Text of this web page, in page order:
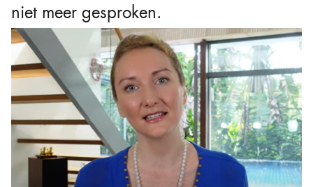
niet meer gesproken.